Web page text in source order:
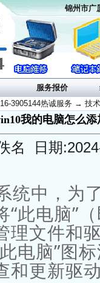
锦州市广
服务报价
3905144热诚服务 → 技
我的电脑怎么
名 日期
统中，为
此电脑”（
理文件和
电脑”图
和更新驱